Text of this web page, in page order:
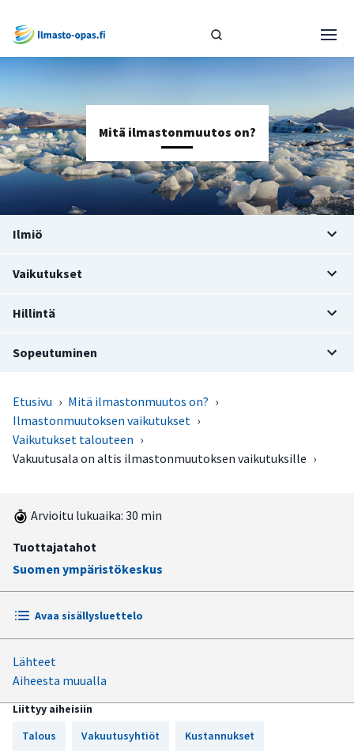
Mitä ilmastonmuutos on?
Ilmiö
Vaikutukset
Hillintä
Sopeutuminen
Etusivu › Mitä ilmastonmuutos on? ›
Ilmastonmuutoksen vaikutukset ›
Vaikutukset talouteen ›
Vakuutusala on altis ilmastonmuutoksen vaikutuksille ›
Arvioitu lukuaika: 30 min
Tuottajatahot
Suomen ympäristökeskus
Avaa sisällysluettelo
Vakuutusala ja ilmastonmuutos
ja vahinkovakuutuksiin että sijoituksiin
Lähteet
Aiheesta muualla
Liittyy aiheisiin
Talous
Vakuutusyhtiöt Kustannukset